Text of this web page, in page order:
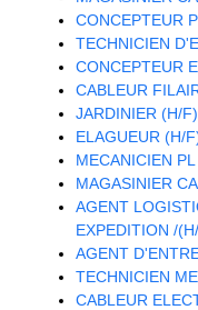
CONCEPTEUR
TECHNICIEN
CONCEPTEUR
CABLEUR
JARDINIER (H/F)
ELAGUEUR (H/
MECANICIEN
MAGASINIER
AGENT
EXPEDITION /
AGENT
TECHNICIEN
CABLEUR